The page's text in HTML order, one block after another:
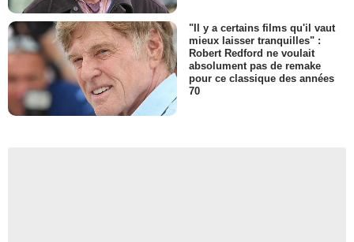
"Il y a certains films qu'il vaut
mieux laisser tranquilles" :
Robert Redford ne voulait
absolument pas de remake
pour ce classique des années
70